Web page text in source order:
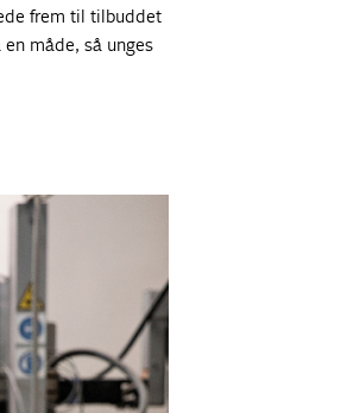
frem til tilbuddet
måde, så unges